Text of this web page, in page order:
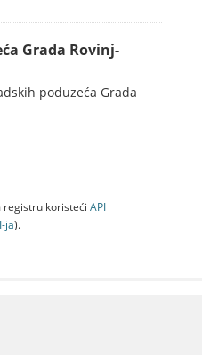
Grada Rovinj-
poduzeća Grada
registru koristeći API
jа).